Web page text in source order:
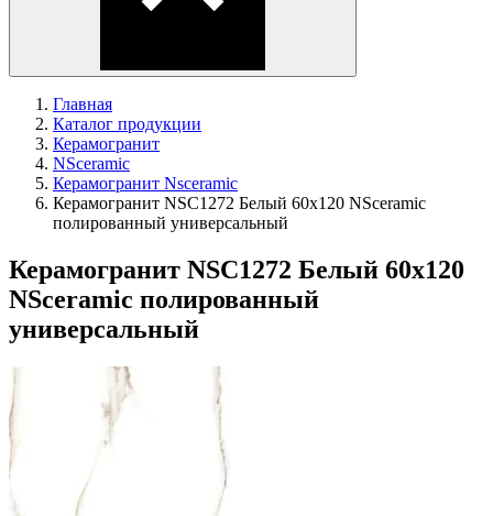
Главная
Каталог продукции
Керамогранит
NSceramic
Керамогранит Nsceramic
Керамогранит NSC1272 Белый 60х120 NSceramic
полированный универсальный
Керамогранит NSC1272 Белый 60х120
NSceramic полированный
универсальный